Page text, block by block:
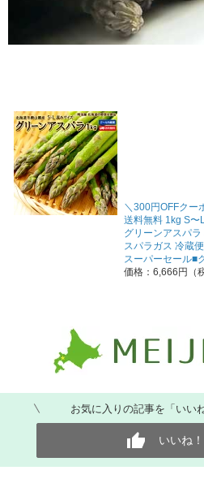
＼300円OFFクー
送料無料 1kg S〜
グリーンアスパ
スパラガス 冷蔵
スーパーセール■
価格：6,666円（
お気に入りの記事を「いい
いいね！